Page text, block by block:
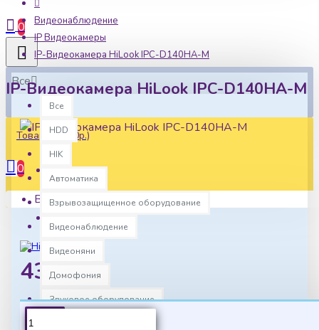
0
Все
Все
HDD
HIK
Автоматика
Взрывозащищенное оборудование
Видеонаблюдение
Видеоняни
Домофония
Звуковое оборудование
Товаров: 0 (0р.)
0
Ваша корзина пуста!
Видеонаблюдение
IP Видеокамеры
IP-Видеокамера HiLook IPC-D140HA-M
IP-Видеокамера HiLook IPC-D140HA-M
4370р.
Наличие:
В наличии